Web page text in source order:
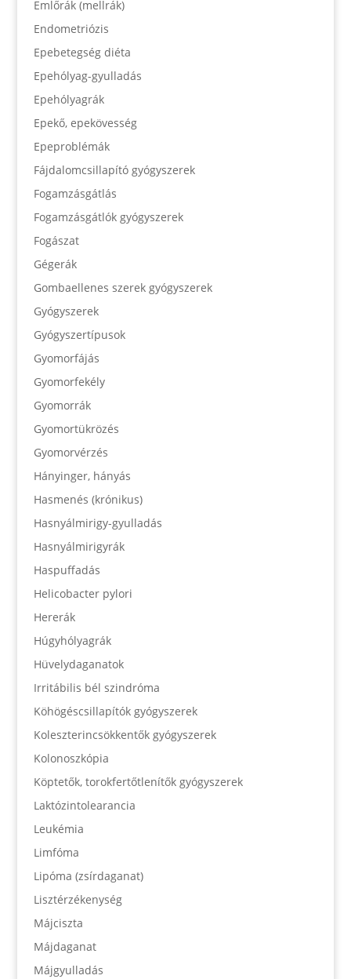
Emlőrák (mellrák)
Endometriózis
Epebetegség diéta
Epehólyag-gyulladás
Epehólyagrák
Epekő, epekövesség
Epeproblémák
Fájdalomcsillapító gyógyszerek
Fogamzásgátlás
Fogamzásgátlók gyógyszerek
Fogászat
Gégerák
Gombaellenes szerek gyógyszerek
Gyógyszerek
Gyógyszertípusok
Gyomorfájás
Gyomorfekély
Gyomorrák
Gyomortükrözés
Gyomorvérzés
Hányinger, hányás
Hasmenés (krónikus)
Hasnyálmirigy-gyulladás
Hasnyálmirigyrák
Haspuffadás
Helicobacter pylori
Hererák
Húgyhólyagrák
Hüvelydaganatok
Irritábilis bél szindróma
Köhögéscsillapítók gyógyszerek
Koleszterincsökkentők gyógyszerek
Kolonoszkópia
Köptetők, torokfertőtlenítők gyógyszerek
Laktózintolearancia
Leukémia
Limfóma
Lipóma (zsírdaganat)
Lisztérzékenység
Májciszta
Májdaganat
Májgyulladás